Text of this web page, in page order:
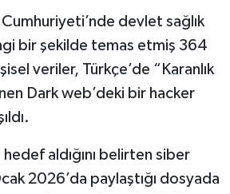
Cumhuriyeti’nde devlet sağlık
bir şekilde temas etmiş 364
veriler, Türkçe’de “Karanlık
Dark web’deki bir hacker
hedef aldığını belirten siber
2026’da paylaştığı dosyada